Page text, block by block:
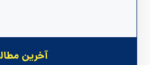
آخرین